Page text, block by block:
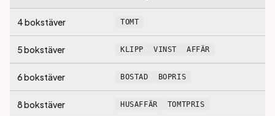
4bokstäver TOMT
5bokstäver KLIPP VINST AFFÄR
6bokstäver BOSTAD BOPRIS
8bokstäver HUSAFFÄR TOMTPRIS